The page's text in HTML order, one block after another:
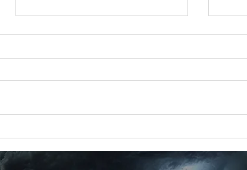
O Oitavo Mandamento e
a Caridade na
Interpretação
Por
a